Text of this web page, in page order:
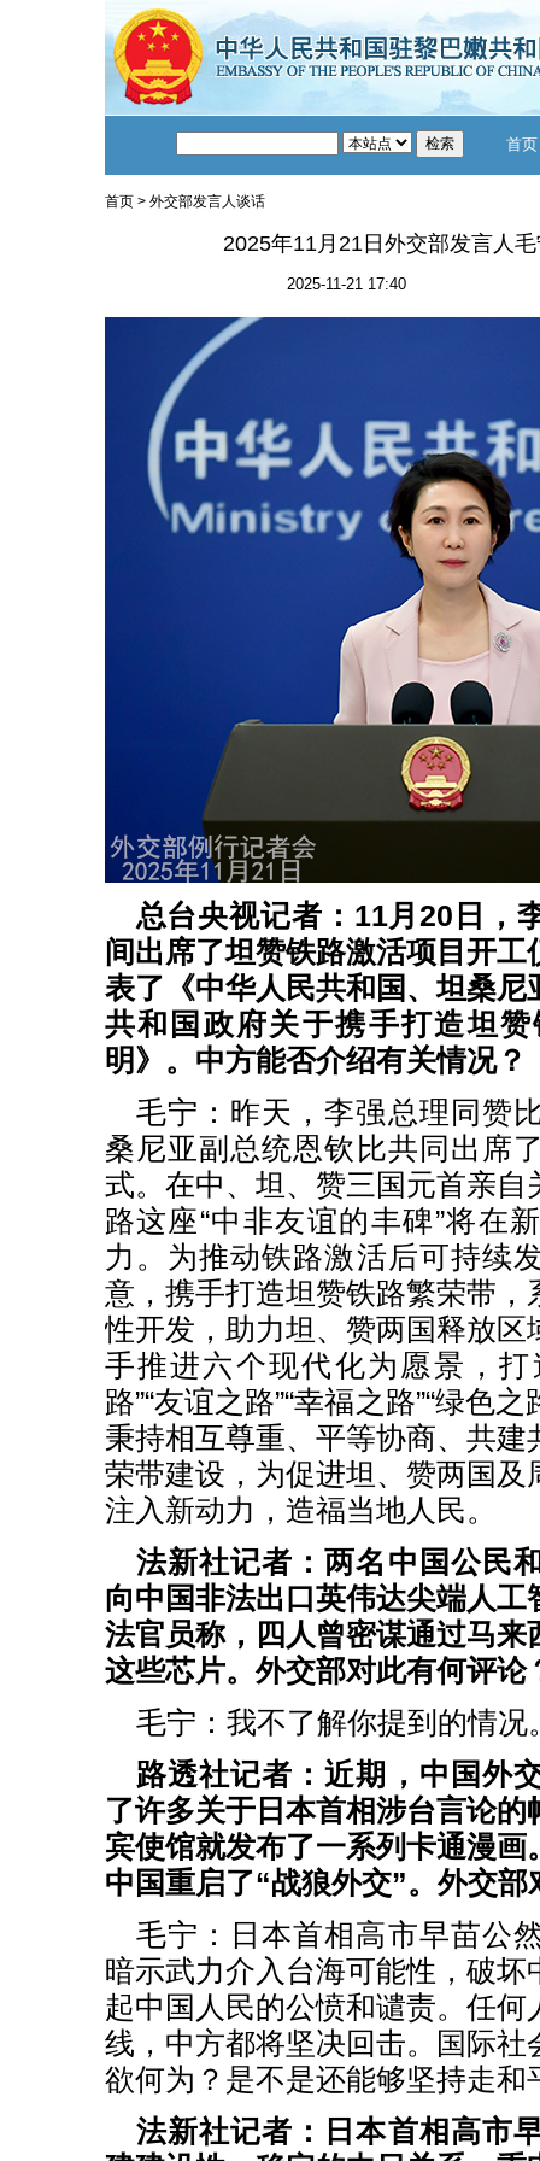
首页
首页> 外交部发言人谈话
2025年11月21日外交部发言人
2025-11-21 17:40
总台央视记者：11月20日，
间出席了坦赞铁路激活项目开
表了《中华人民共和国、坦桑尼
共和国政府关于携手打造坦
明》。中方能否介绍有关情况？
毛宁：昨天，李强总理同赞
桑尼亚副总统恩钦比共同出席
式。在中、坦、赞三国元首亲自
路这座“中非友谊的丰碑”将在
力。为推动铁路激活后可持续
意，携手打造坦赞铁路繁荣带，
性开发，助力坦、赞两国释放区
手推进六个现代化为愿景，打
路”“友谊之路”“幸福之路”“绿色
秉持相互尊重、平等协商、共建
荣带建设，为促进坦、赞两国及
注入新动力，造福当地人民。
法新社记者：两名中国公民
向中国非法出口英伟达尖端人工
法官员称，四人曾密谋通过马来
这些芯片。外交部对此有何评论
毛宁：我不了解你提到的情况
路透社记者：近期，中国外
了许多关于日本首相涉台言论
宾使馆就发布了一系列卡通漫画
中国重启了“战狼外交”。外交部
毛宁：日本首相高市早苗公
暗示武力介入台海可能性，破
起中国人民的公愤和谴责。任何
线，中方都将坚决回击。国际社
欲何为？是不是还能够坚持走和
法新社记者：日本首相高市